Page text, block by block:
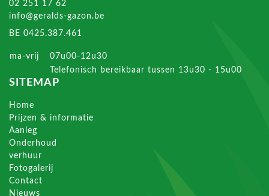
02 251 17 62
info@geralds-gazon.be
BE 0425.387.461
ma-vrij
07u00-12u30
Telefonisch bereikbaar tussen 13u30 - 15u00
SITEMAP
Home
Prijzen & informatie
Aanleg
Onderhoud
verhuur
Fotogalerij
Contact
Nieuws